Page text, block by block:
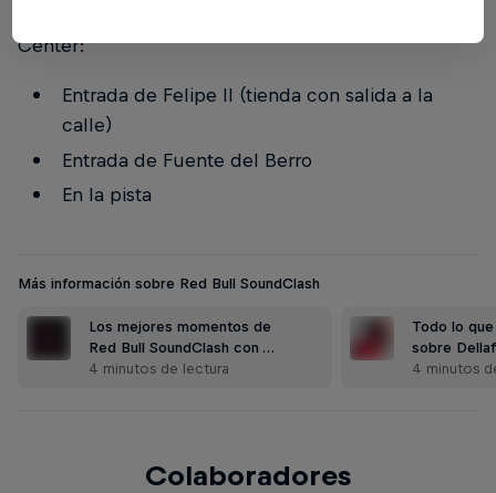
Center:
Entrada de Felipe II (tienda con salida a la
calle)
Entrada de Fuente del Berro
En la pista
Más información sobre Red Bull SoundClash
Los mejores momentos de
Red Bull SoundClash con …
4 minutos de lectura
Todo lo
sobre
4 minutos
Colaboradores